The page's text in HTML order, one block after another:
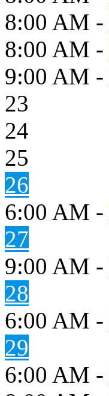
8:00 AM -
8:00 AM -
9:00 AM -
23
24
25
26
6:00 AM -
27
9:00 AM -
28
6:00 AM -
29
6:00 AM -